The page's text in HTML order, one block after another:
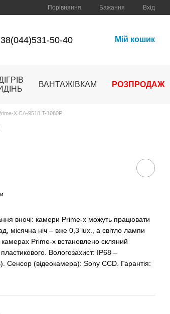
Порівняння Бажання Вхід
50-40 Мій кошик
ВАНТАЖІВКАМ РОЗПРОДАЖ
X CA-9518 T-1080P
вночі: камери Prime-x можуть працювати
місячна ніч – вже 0,3 lux., а світло лампи
Prime-x встановлено скляний
Вологозахист: IP68 –
Сенсор (відеокамера): Sony CCD. Гарантія: